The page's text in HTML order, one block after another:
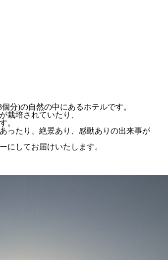
分)の自然の中にあるホテルです。
栽培されていたり、
。
ったり、絶景あり、感動ありの出来事が
にしてお届けいたします。